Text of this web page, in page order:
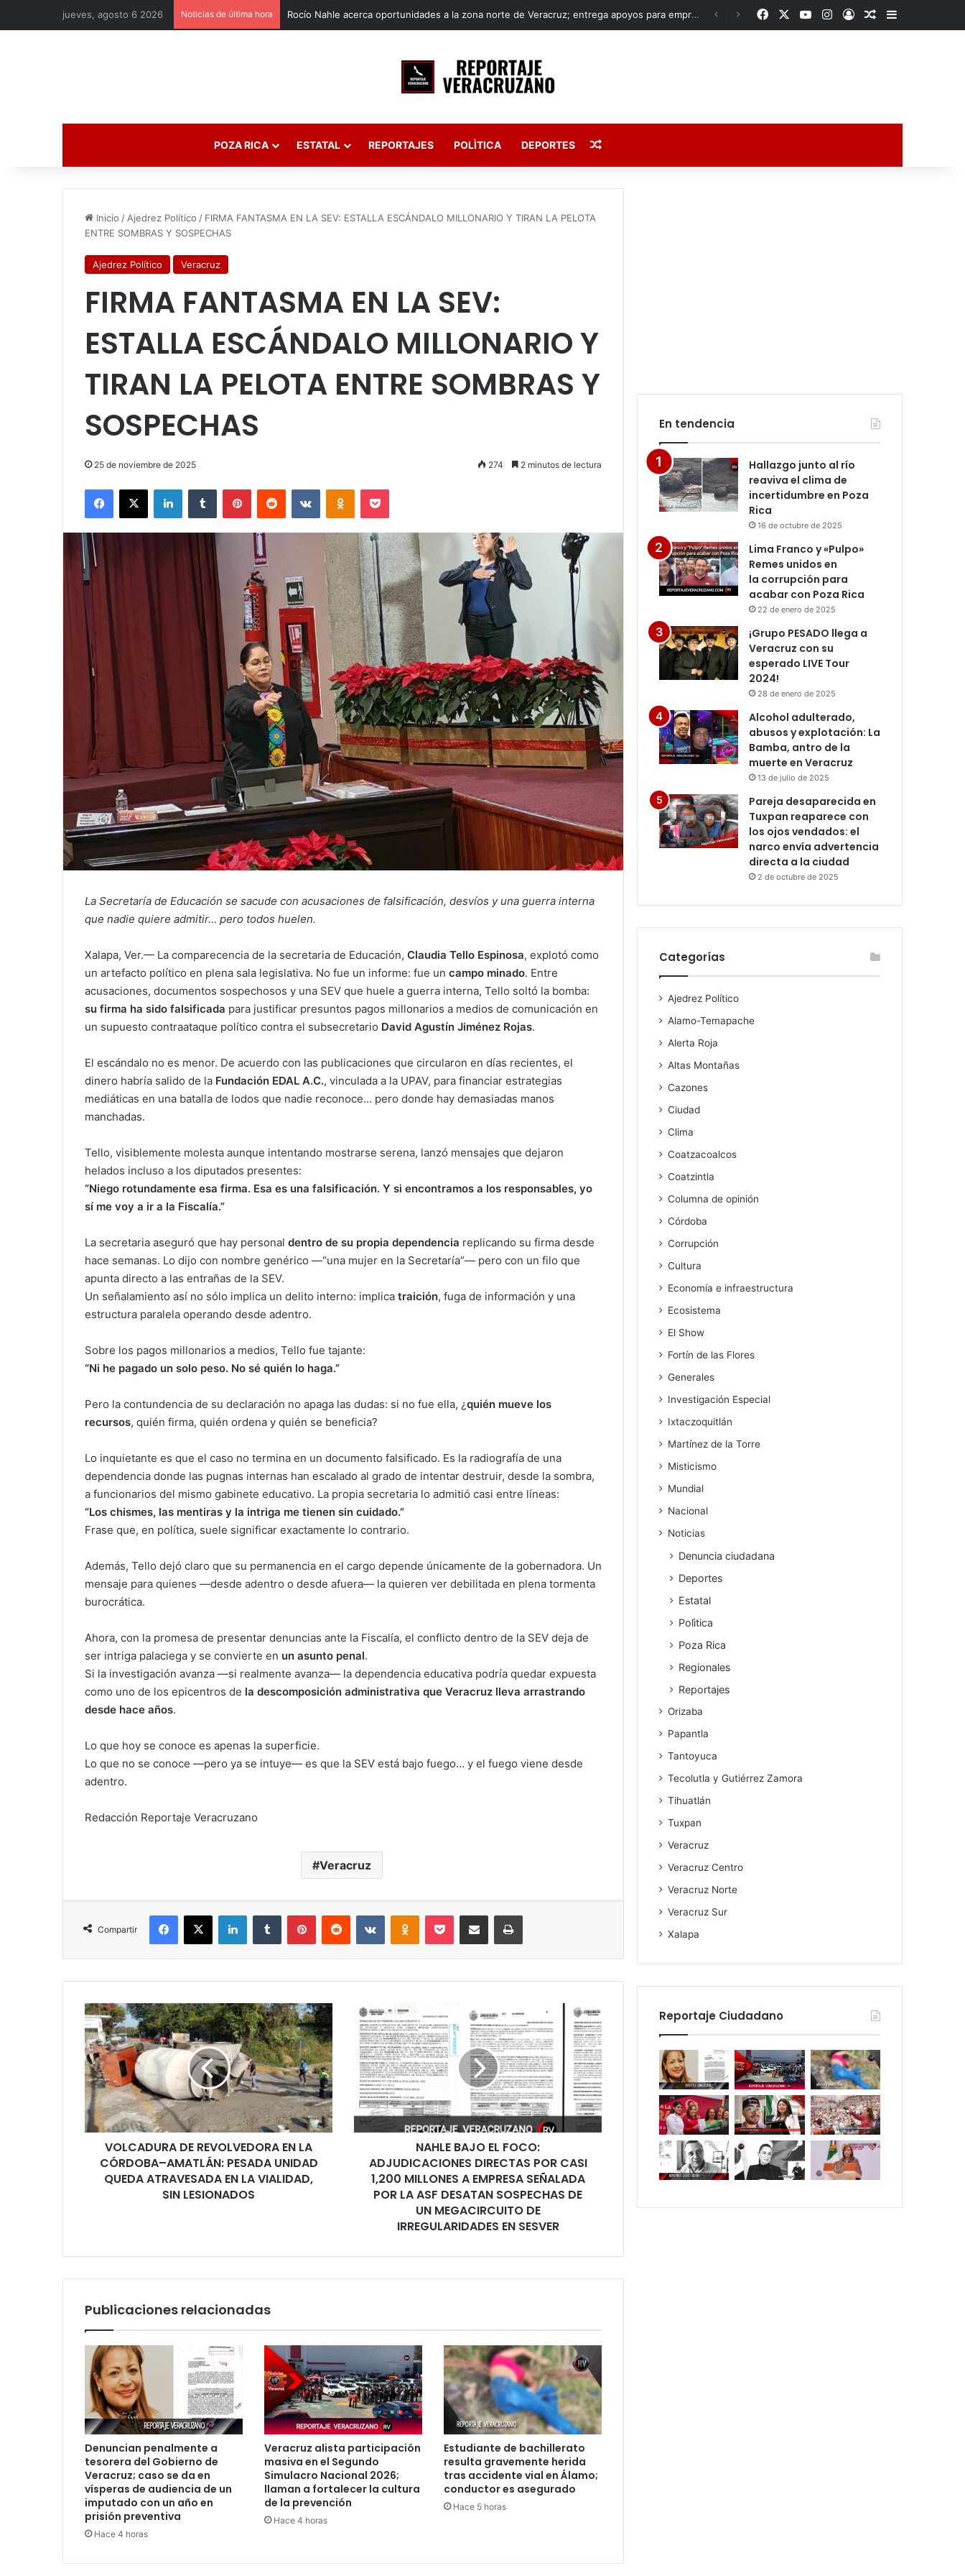
jueves, agosto 6 2026 Noticias de última hora Rocío Nahle acerca oportunidades a la zona norte de Veracruz; entrega apoyos para emprendedores y anuncia obra histórica para Poza Rica FacebookYouTubeInstagram
AccesoPublicación al
Barra lateral
POZA RICA ESTATAL REPORTAJES POLÌTICA DEPORTES Publicación al azar
Inicio / Ajedrez Político / FIRMA FANTASMA EN LA SEV: ESTALLA ESCÁNDALO MILLONARIO Y TIRAN LA PELOTA
ENTRE SOMBRAS Y SOSPECHAS
Ajedrez Político Veracruz
FIRMA FANTASMA EN LA SEV:
ESTALLA ESCÁNDALO MILLONARIO Y
TIRAN LA PELOTA ENTRE SOMBRAS Y
SOSPECHAS
25 de noviembre de 2025 274 2 minutos de lectura
Facebook
X LinkedInTumblr PinterestReddit VKontakteOdnoklassniki
Pocket
La Secretaría de Educación se sacude con acusaciones de falsificación, desvíos y una guerra interna
que nadie quiere admitir… pero todos huelen.
Xalapa, Ver.— La comparecencia de la secretaria de Educación, Claudia Tello Espinosa, explotó como
un artefacto político en plena sala legislativa. No fue un informe: fue un campo minado. Entre
acusaciones, documentos sospechosos y una SEV que huele a guerra interna, Tello soltó la bomba:
su firma ha sido falsificada para justificar presuntos pagos millonarios a medios de comunicación en
un supuesto contraataque político contra el subsecretario David Agustín Jiménez Rojas.
El escándalo no es menor. De acuerdo con las publicaciones que circularon en días recientes, el
dinero habría salido de la Fundación EDAL A.C., vinculada a la UPAV, para financiar estrategias
mediáticas en una batalla de lodos que nadie reconoce… pero donde hay demasiadas manos
manchadas.
Tello, visiblemente molesta aunque intentando mostrarse serena, lanzó mensajes que dejaron
helados incluso a los diputados presentes:
“Niego rotundamente esa firma. Esa es una falsificación. Y si encontramos a los responsables, yo
sí me voy a ir a la Fiscalía.”
La secretaria aseguró que hay personal dentro de su propia dependencia replicando su firma desde
hace semanas. Lo dijo con nombre genérico —“una mujer en la Secretaría”— pero con un filo que
apunta directo a las entrañas de la SEV.
Un señalamiento así no sólo implica un delito interno: implica traición, fuga de información y una
estructura paralela operando desde adentro.
Sobre los pagos millonarios a medios, Tello fue tajante:
“Ni he pagado un solo peso. No sé quién lo haga.”
Pero la contundencia de su declaración no apaga las dudas: si no fue ella, ¿quién mueve los
recursos, quién firma, quién ordena y quién se beneficia?
Lo inquietante es que el caso no termina en un documento falsificado. Es la radiografía de una
dependencia donde las pugnas internas han escalado al grado de intentar destruir, desde la sombra,
a funcionarios del mismo gabinete educativo. La propia secretaria lo admitió casi entre líneas:
“Los chismes, las mentiras y la intriga me tienen sin cuidado.”
Frase que, en política, suele significar exactamente lo contrario.
Además, Tello dejó claro que su permanencia en el cargo depende únicamente de la gobernadora. Un
mensaje para quienes —desde adentro o desde afuera— la quieren ver debilitada en plena tormenta
burocrática.
Ahora, con la promesa de presentar denuncias ante la Fiscalía, el conflicto dentro de la SEV deja de
ser intriga palaciega y se convierte en un asunto penal.
Si la investigación avanza —si realmente avanza— la dependencia educativa podría quedar expuesta
como uno de los epicentros de la descomposición administrativa que Veracruz lleva arrastrando
desde hace años.
Lo que hoy se conoce es apenas la superficie.
Lo que no se conoce —pero ya se intuye— es que la SEV está bajo fuego… y el fuego viene desde
adentro.
Redacción Reportaje Veracruzano
Veracruz
Compartir
Facebook
X LinkedInTumblr PinterestReddit VKontakteOdnoklassniki
Pocket Compartir por correo electrónicoImprimir
VOLCADURA
DE
REVOLVEDORA
EN
LA
CÓRDOBA–
AMATLÁN:
PESADA
UNIDAD
QUEDA
ATRAVESADA
VOLCADURA DE REVOLVEDORA EN LA
CÓRDOBA–AMATLÁN: PESADA UNIDAD
QUEDA ATRAVESADA EN LA VIALIDAD,
SIN LESIONADOS
NAHLE
BAJO
EL
FOCO:
ADJUDICACIONES
DIRECTAS
POR
CASI
1,200
EMPRESA
SEÑALADA
DE
SESVER
NAHLE BAJO EL FOCO:
ADJUDICACIONES DIRECTAS POR CASI
1,200 MILLONES A EMPRESA SEÑALADA
POR LA ASF DESATAN SOSPECHAS DE
UN MEGACIRCUITO DE
IRREGULARIDADES EN SESVER
Publicaciones relacionadas
Denuncian penalmente a
tesorera del Gobierno de
Veracruz; caso se da en
vísperas de audiencia de un
imputado con un año en
prisión preventiva
Hace 4 horas
Veracruz alista participación
masiva en el Segundo
Simulacro Nacional 2026;
llaman a fortalecer la cultura
de la prevención
Hace 4 horas
Estudiante de bachillerato
resulta gravemente herida
tras accidente vial en Álamo;
conductor es asegurado
Hace 5 horas
En tendencia
Hallazgo junto al río
reaviva el clima de
incertidumbre en Poza
Rica
16 de octubre de 2025
Lima Franco y «Pulpo»
Remes unidos en
la corrupción para
acabar con Poza Rica
22 de enero de 2025
¡Grupo PESADO llega a
Veracruz con su
esperado LIVE Tour
2024!
28 de enero de 2025
Alcohol adulterado,
abusos y explotación: La
Bamba, antro de la
muerte en Veracruz
13 de julio de 2025
Pareja desaparecida en
Tuxpan reaparece con
los ojos vendados: el
narco envía advertencia
directa a la ciudad
2 de octubre de 2025
Categorías
Ajedrez Político
Alamo-Temapache
Alerta Roja
Altas Montañas
Cazones
Ciudad
Clima
Coatzacoalcos
Coatzintla
Columna de opinión
Córdoba
Corrupción
Cultura
Economía e infraestructura
Ecosistema
El Show
Fortín de las Flores
Generales
Investigación Especial
Ixtaczoquitlán
Martínez de la Torre
Misticismo
Mundial
Nacional
Noticias
Denuncia ciudadana
Deportes
Estatal
Polìtica
Poza Rica
Regionales
Reportajes
Orizaba
Papantla
Tantoyuca
Tecolutla y Gutiérrez Zamora
Tihuatlán
Tuxpan
Veracruz
Veracruz Centro
Veracruz Norte
Veracruz Sur
Xalapa
Reportaje Ciudadano